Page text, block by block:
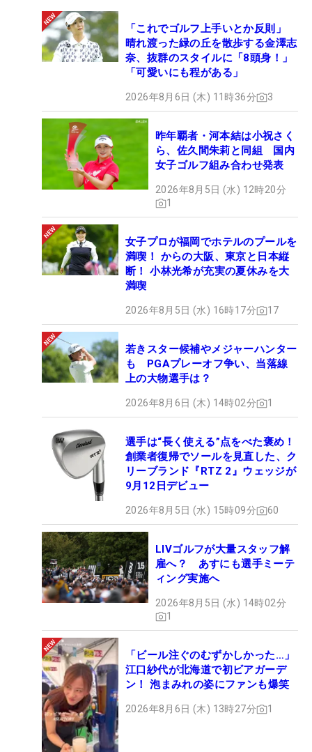
「これでゴルフ上手いとか反則」
晴れ渡った緑の丘を散歩する金澤志
奈、抜群のスタイルに「8頭身！」
「可愛いにも程がある」
2026年8月6日 (木) 11時36分 3
昨年覇者・河本結は小祝さく
ら、佐久間朱莉と同組 国内
女子ゴルフ組み合わせ発表
2026年8月5日 (水) 12時20分
1
女子プロが福岡でホテルのプールを
満喫！ からの大阪、東京と日本縦
断！ 小林光希が充実の夏休みを大
満喫
2026年8月5日 (水) 16時17分 17
若きスター候補やメジャーハンター
も PGAプレーオフ争い、当落線
上の大物選手は？
2026年8月6日 (木) 14時02分 1
選手は“長く使える”点をべた褒め！
創業者復帰でソールを見直した、ク
リーブランド『RTZ 2』ウェッジが
9月12日デビュー
2026年8月5日 (水) 15時09分 60
LIVゴルフが大量スタッフ解
雇へ？ あすにも選手ミーテ
ィング実施へ
2026年8月5日 (水) 14時02分
1
「ビール注ぐのむずかしかった…」
江口紗代が北海道で初ビアガーデ
ン！ 泡まみれの姿にファンも爆笑
2026年8月6日 (木) 13時27分 1